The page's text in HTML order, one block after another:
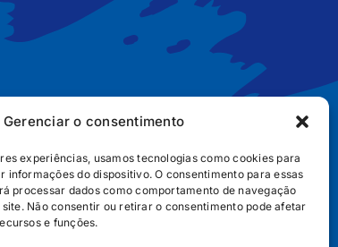
Gerenciar o consentimento
experiências, usamos tecnologias como cookies para
informações do dispositivo. O consentimento para essas
processar dados como comportamento de navegação
Não consentir ou retirar o consentimento pode afetar
e funções.
DE COOKIES POLÍTICA DE PRIVACIDADE